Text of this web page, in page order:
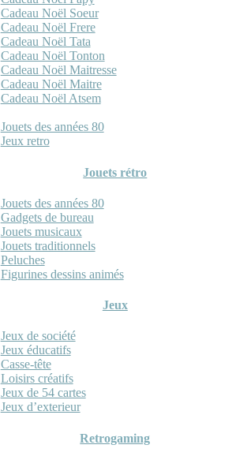
Cadeau Noël Soeur
Cadeau Noël Frere
Cadeau Noël Tata
Cadeau Noël Tonton
Cadeau Noël Maitresse
Cadeau Noël Maitre
Cadeau Noël Atsem
Jouets des années 80
Jeux retro
Jouets rétro
Jouets des années 80
Gadgets de bureau
Jouets musicaux
Jouets traditionnels
Peluches
Figurines dessins animés
Jeux
Jeux de société
Jeux éducatifs
Casse-tête
Loisirs créatifs
Jeux de 54 cartes
Jeux d’exterieur
Retrogaming